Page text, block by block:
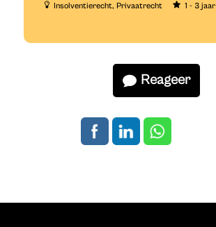
Insolventierecht Privaatrecht 1 - 3 jaar
Reageer